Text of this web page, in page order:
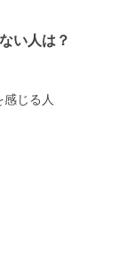
い人は？
感じる人